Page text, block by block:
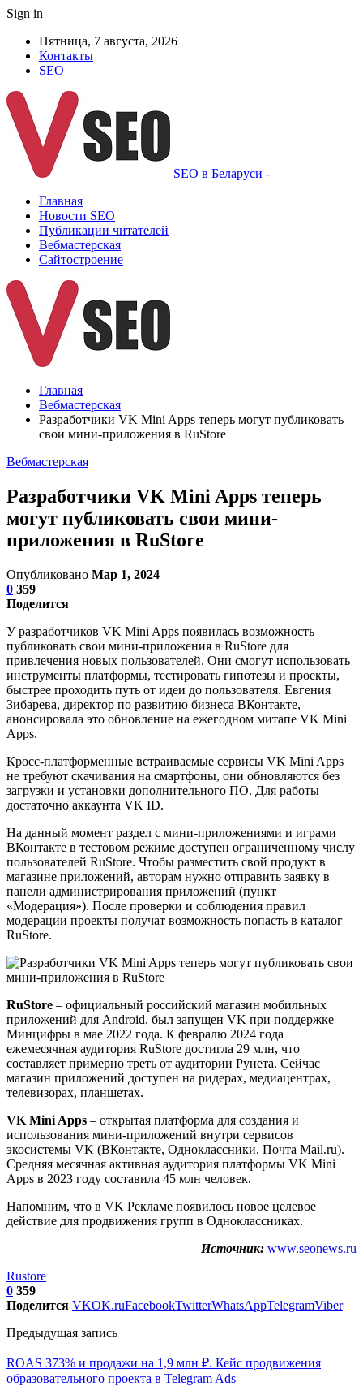
Sign in
Пятница, 7 августа, 2026
Контакты
SEO
SEO в Беларуси -
Главная
Новости SEO
Публикации читателей
Вебмастерская
Сайтостроение
Главная
Вебмастерская
Разработчики VK Mini Apps теперь могут публиковать
свои мини-приложения в RuStore
Вебмастерская
Разработчики VK Mini Apps теперь
могут публиковать свои мини-
приложения в RuStore
Опубликовано Мар 1, 2024
0 359
Поделится
У разработчиков VK Mini Apps появилась возможность
публиковать свои мини-приложения в RuStore для
привлечения новых пользователей. Они смогут использовать
инструменты платформы, тестировать гипотезы и проекты,
быстрее проходить путь от идеи до пользователя. Евгения
Зибарева, директор по развитию бизнеса ВКонтакте,
анонсировала это обновление на ежегодном митапе VK Mini
Apps.
Кросс-платформенные встраиваемые сервисы VK Mini Apps
не требуют скачивания на смартфоны, они обновляются без
загрузки и установки дополнительного ПО. Для работы
достаточно аккаунта VK ID.
На данный момент раздел с мини-приложениями и играми
ВКонтакте в тестовом режиме доступен ограниченному числу
пользователей RuStore. Чтобы разместить свой продукт в
магазине приложений, авторам нужно отправить заявку в
панели администрирования приложений (пункт
«Модерация»). После проверки и соблюдения правил
модерации проекты получат возможность попасть в каталог
RuStore.
RuStore – официальный российский магазин мобильных
приложений для Android, был запущен VK при поддержке
Минцифры в мае 2022 года. К февралю 2024 года
ежемесячная аудитория RuStore достигла 29 млн, что
составляет примерно треть от аудитории Рунета. Сейчас
магазин приложений доступен на ридерах, медиацентрах,
телевизорах, планшетах.
VK Mini Apps – открытая платформа для создания и
использования мини-приложений внутри сервисов
экосистемы VK (ВКонтакте, Одноклассники, Почта Mail.ru).
Средняя месячная активная аудитория платформы VK Mini
Apps в 2023 году составила 45 млн человек.
Напомним, что в VK Рекламе появилось новое целевое
действие для продвижения групп в Одноклассниках.
Источник: www.seonews.ru
Rustore
0 359
Поделится VKOK.ruFacebookTwitterWhatsAppTelegramViber
Предыдущая запись
ROAS 373% и продажи на 1,9 млн ₽. Кейс продвижения
образовательного проекта в Telegram Ads